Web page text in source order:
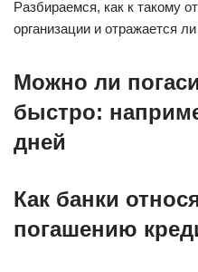
Разбираемся, как к такому
организации и отражается
Можно ли
быстро:
дней
Как банки
погашению